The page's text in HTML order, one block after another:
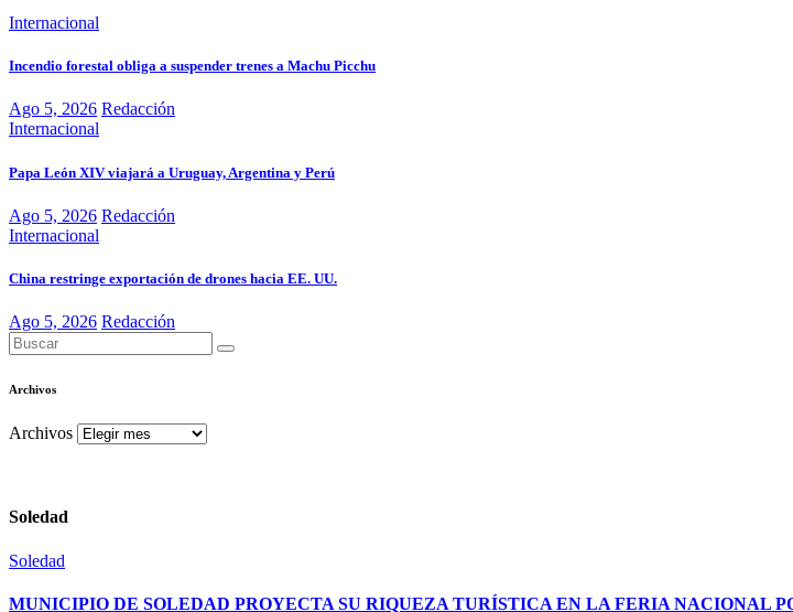
Internacional
Incendio forestal obliga a suspender trenes a Machu Picchu
Ago 5, 2026 Redacción
Internacional
Papa León XIV viajará a Uruguay, Argentina y Perú
Ago 5, 2026 Redacción
Internacional
China restringe exportación de drones hacia EE. UU.
Ago 5, 2026 Redacción
Archivos
Archivos
Soledad
Soledad
MUNICIPIO DE SOLEDAD PROYECTA SU RIQUEZA TURÍSTICA EN LA FERIA NACIONAL